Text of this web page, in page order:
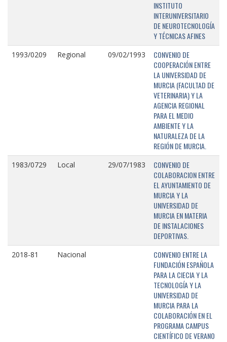
INSTITUTO
INTERUNIVERSITARIO
DE NEUROTECNOLOGÍA
Y TÉCNICAS AFINES
1993/0209 Regional 09/02/1993
CONVENIO DE
COOPERACIÓN ENTRE
LA UNIVERSIDAD DE
MURCIA (FACULTAD DE
VETERINARIA) Y LA
AGENCIA REGIONAL
PARA EL MEDIO
AMBIENTE Y LA
NATURALEZA DE LA
REGIÓN DE MURCIA.
1983/0729 Local 29/07/1983
CONVENIO DE
COLABORACION ENTRE
EL AYUNTAMIENTO DE
MURCIA Y LA
UNIVERSIDAD DE
MURCIA EN MATERIA
DE INSTALACIONES
DEPORTIVAS.
2018-81 Nacional
CONVENIO ENTRE LA
FUNDACIÓN ESPAÑOLA
PARA LA CIECIA Y LA
TECNOLOGÍA Y LA
UNIVERSIDAD DE
MURCIA PARA LA
COLABORACIÓN EN EL
PROGRAMA CAMPUS
CIENTÍFICO DE VERANO